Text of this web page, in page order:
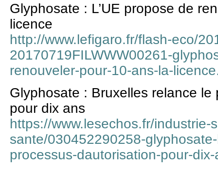
Glyphosate : L’UE propose de
licence
http://www.lefigaro.fr/flash-eco/
20170719FILWWW00261-
renouveler-pour-10-ans-la-
Glyphosate : Bruxelles relance le
pour dix ans
https://www.lesechos.fr/industrie-
sante/030452290258-
processus-dautorisation-pour-